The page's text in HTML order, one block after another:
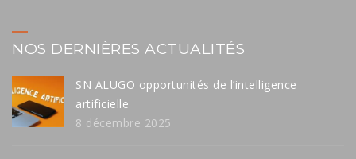
NOS DERNIÈRES ACTUALITÉS
SN ALUGO opportunités de l’intelligence
artificielle
8 décembre 2025